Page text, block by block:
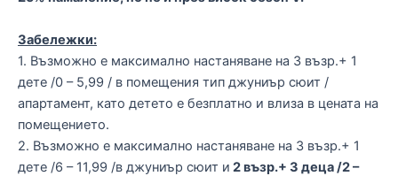
Забележки:
1. Възможно е максимално настаняване на 3 възр.+ 1
дете /0 – 5,99 / в помещения тип джуниър сюит /
апартамент, като детето е безплатно и влиза в цената на
помещението.
2. Възможно е максимално настаняване на 3 възр.+ 1
дете /6 – 11,99 /в джуниър сюит и 2 възр.+ 3 деца /2 –